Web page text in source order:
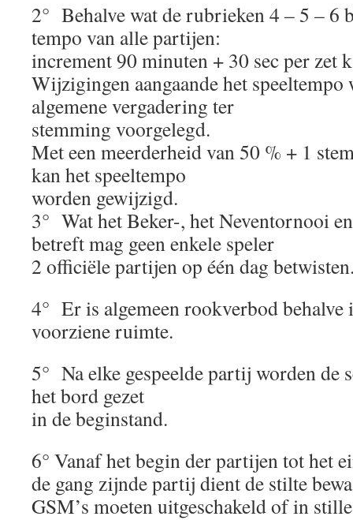
2° Behalve wat de rubrieken 4 – 5 – 6
tempo van alle partijen:
increment 90 minuten + 30 sec per zet
Wijzigingen aangaande het speeltempo
algemene vergadering ter
stemming voorgelegd.
Met een meerderheid van 50 % + 1
kan het speeltempo
worden gewijzigd.
3° Wat het Beker-, het Neventornooi
betreft mag geen enkele speler
2 officiële partijen op één dag
4° Er is algemeen rookverbod behalve
voorziene ruimte.
5° Na elke gespeelde partij worden de
het bord gezet
in de beginstand.
6° Vanaf het begin der partijen tot het
de gang zijnde partij dient de stilte
GSM’s moeten uitgeschakeld of in